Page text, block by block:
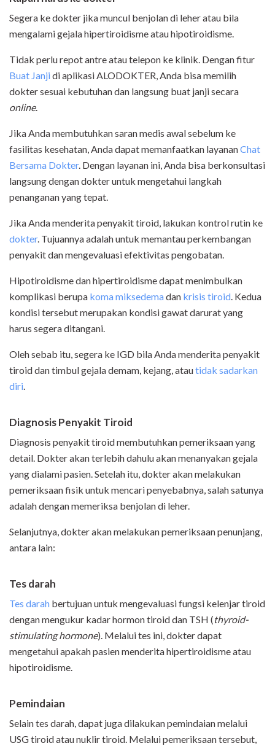
Segera ke dokter jika muncul benjolan di leher atau bila
mengalami gejala hipertiroidisme atau hipotiroidisme.
Tidak perlu repot antre atau telepon ke klinik. Denganfitur
Buat Janjidi aplikasi ALODOKTER, Anda bisa memilih
dokter sesuai kebutuhan dan langsung buat janji secara
online.
Jika Anda membutuhkan saran medis awal sebelum ke
fasilitas kesehatan, Anda dapat memanfaatkan layananChat
Bersama Dokter. Dengan layanan ini, Anda bisa berkonsultasi
langsung dengan dokter untuk mengetahui langkah
penanganan yang tepat.
Jika Anda menderita penyakit tiroid, lakukan kontrol rutin ke
dokter. Tujuannya adalah untuk memantau perkembangan
penyakit dan mengevaluasi efektivitas pengobatan.
Hipotiroidisme dan hipertiroidisme dapat menimbulkan
komplikasi berupa koma miksedemadan krisis tiroid. Kedua
kondisi tersebut merupakan kondisi gawat darurat yang
harus segera ditangani.
Oleh sebab itu, segera ke IGD bila Anda menderita penyakit
tiroid dan timbul gejala demam, kejang, atautidak sadarkan
diri.
Diagnosis Penyakit Tiroid
Diagnosis penyakit tiroid membutuhkan pemeriksaan yang
detail. Dokter akan terlebih dahulu akan menanyakan gejala
yang dialami pasien. Setelah itu, dokter akan melakukan
pemeriksaan fisik untuk mencari penyebabnya, salah satunya
adalah dengan memeriksa benjolan di leher.
Selanjutnya, dokter akan melakukan pemeriksaan penunjang,
antara lain:
Tes darah
Tes darah bertujuan untuk mengevaluasi fungsi kelenjar tiroid
dengan mengukur kadar hormon tiroid dan TSH (thyroid-
stimulating hormone). Melalui tes ini, dokter dapat
mengetahui apakah pasien menderita hipertiroidisme atau
hipotiroidisme.
Pemindaian
Selain tes darah, dapat juga dilakukan pemindaian melalui
USG tiroid atau nuklir tiroid. Melalui pemeriksaan tersebut,